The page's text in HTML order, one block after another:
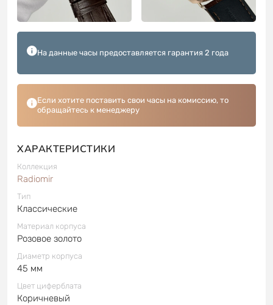
На данные часы предоставляется гарантия 2 года
Если хотите поставить свои часы на комиссию, то
обращайтесь к менеджеру
ХАРАКТЕРИСТИКИ
Коллекция
Radiomir
Тип
Классические
Материал корпуса
Розовое золото
Диаметр корпуса
45 мм
Цвет циферблата
Коричневый